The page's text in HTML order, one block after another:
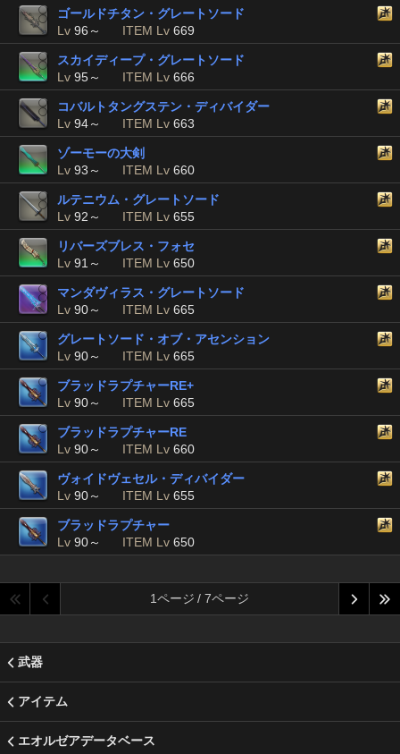
ゴールドチタン・グレートソード
Lv 96～ ITEM Lv 669
スカイディープ・グレートソード
Lv 95～ ITEM Lv 666
コバルトタングステン・ディバイダー
Lv 94～ ITEM Lv 663
ゾーモーの大剣
Lv 93～ ITEM Lv 660
ルテニウム・グレートソード
Lv 92～ ITEM Lv 655
リバーズブレス・フォセ
Lv 91～ ITEM Lv 650
マンダヴィラス・グレートソード
Lv 90～ ITEM Lv 665
グレートソード・オブ・アセンション
Lv 90～ ITEM Lv 665
ブラッドラプチャーRE+
Lv 90～ ITEM Lv 665
ブラッドラプチャーRE
Lv 90～ ITEM Lv 660
ヴォイドヴェセル・ディバイダー
Lv 90～ ITEM Lv 655
ブラッドラプチャー
Lv 90～ ITEM Lv 650
1ページ / 7ページ
武器
アイテム
エオルゼアデータベース